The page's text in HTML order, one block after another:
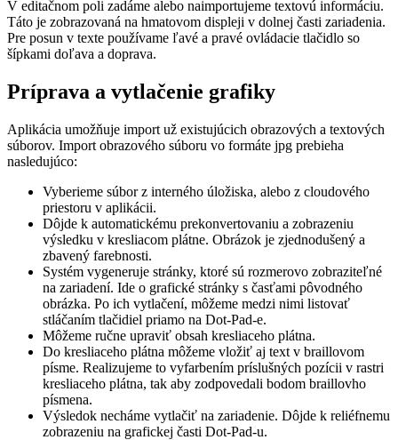
V editačnom poli zadáme alebo naimportujeme textovú informáciu.
Táto je zobrazovaná na hmatovom displeji v dolnej časti zariadenia.
Pre posun v texte používame ľavé a pravé ovládacie tlačidlo so
šípkami doľava a doprava.
Príprava a vytlačenie grafiky
Aplikácia umožňuje import už existujúcich obrazových a textových
súborov. Import obrazového súboru vo formáte jpg prebieha
nasledujúco:
Vyberieme súbor z interného úložiska, alebo z cloudového
priestoru v aplikácii.
Dôjde k automatickému prekonvertovaniu a zobrazeniu
výsledku v kresliacom plátne. Obrázok je zjednodušený a
zbavený farebnosti.
Systém vygeneruje stránky, ktoré sú rozmerovo zobraziteľné
na zariadení. Ide o grafické stránky s časťami pôvodného
obrázka. Po ich vytlačení, môžeme medzi nimi listovať
stláčaním tlačidiel priamo na Dot-Pad-e.
Môžeme ručne upraviť obsah kresliaceho plátna.
Do kresliaceho plátna môžeme vložiť aj text v braillovom
písme. Realizujeme to vyfarbením príslušných pozícii v rastri
kresliaceho plátna, tak aby zodpovedali bodom braillovho
písmena.
Výsledok necháme vytlačiť na zariadenie. Dôjde k reliéfnemu
zobrazeniu na grafickej časti Dot-Pad-u.